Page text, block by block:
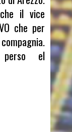
il vice
che per
perso el